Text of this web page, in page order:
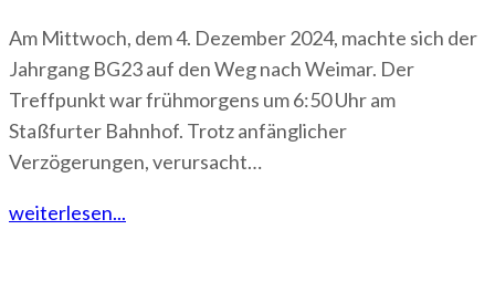
Am Mittwoch, dem 4. Dezember 2024, machte sich der
Jahrgang BG23 auf den Weg nach Weimar. Der
Treffpunkt war frühmorgens um 6:50 Uhr am
Staßfurter Bahnhof. Trotz anfänglicher
Verzögerungen, verursacht…
weiterlesen...